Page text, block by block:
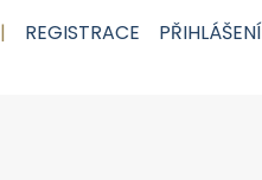
| REGISTRACE PŘIHLÁŠENÍ